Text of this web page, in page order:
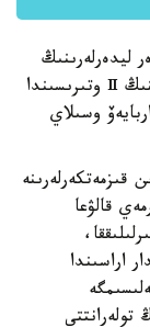
ليدەرلەرىنىڭ
سەزى اياسىنداعى ءدىن ليدەرلەرىنىڭ كەڭەسىنىڭ Ⅱ وتىرىسىندا
وسىلاي
قالۋعا
اراسىندا